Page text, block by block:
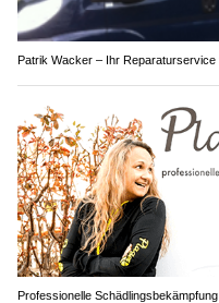
Patrik Wacker – Ihr
Professionelle